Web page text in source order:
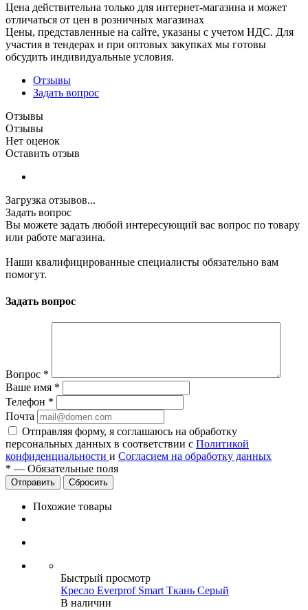
Цена действительна только для интернет-магазина и может
отличаться от цен в розничных магазинах
Цены, представленные на сайте, указаны с учетом НДС. Для
участия в тендерах и при оптовых закупках мы готовы
обсудить индивидуальные условия.
Отзывы
Задать вопрос
Отзывы
Отзывы
Нет оценок
Оставить отзыв
Загрузка отзывов...
Задать вопрос
Вы можете задать любой интересующий вас вопрос по товару
или работе магазина.
Наши квалифицированные специалисты обязательно вам
помогут.
Задать вопрос
Вопрос *
Ваше имя *
Телефон *
Почта
Отправляя форму, я соглашаюсь на обработку
персональных данных в соответствии с Политикой
конфиденциальности и Согласием на обработку данных
* — Обязательные поля
Сбросить
Похожие товары
Быстрый просмотр
Кресло Everprof Smart Ткань Серый
В наличии